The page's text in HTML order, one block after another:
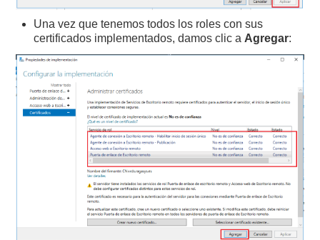
Una vez que tenemos todos los roles con sus
certificados implementados, damos clic a Agregar: